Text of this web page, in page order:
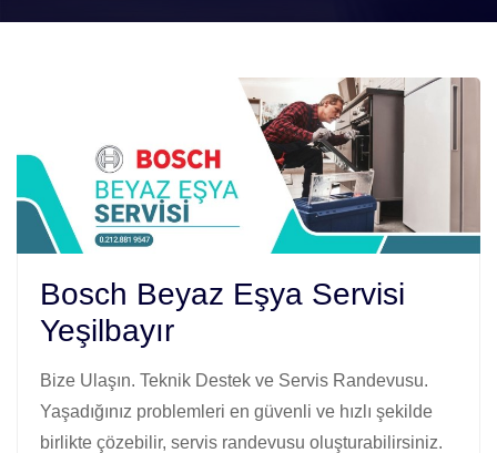
Bosch Beyaz Eşya Servisi
Yeşilbayır
Bize Ulaşın. Teknik Destek ve Servis Randevusu.
Yaşadığınız problemleri en güvenli ve hızlı şekilde
birlikte çözebilir, servis randevusu oluşturabilirsiniz.